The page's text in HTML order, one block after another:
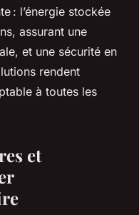
: l’énergie stockée
assurant une
et une sécurité en
rendent
à toutes les
et